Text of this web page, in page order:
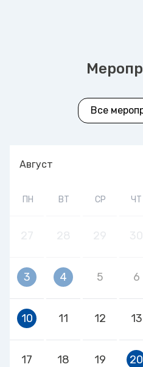
Все
Август
ПН ВТ СР ЧТ
3 4 5 6
10 11 12 13
17 18 19 20